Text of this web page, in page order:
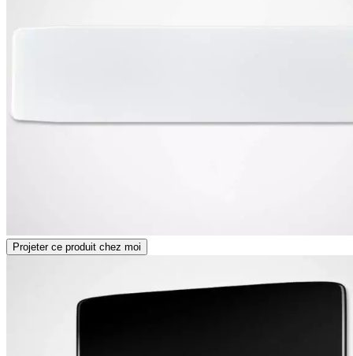
Projeter ce produit chez moi